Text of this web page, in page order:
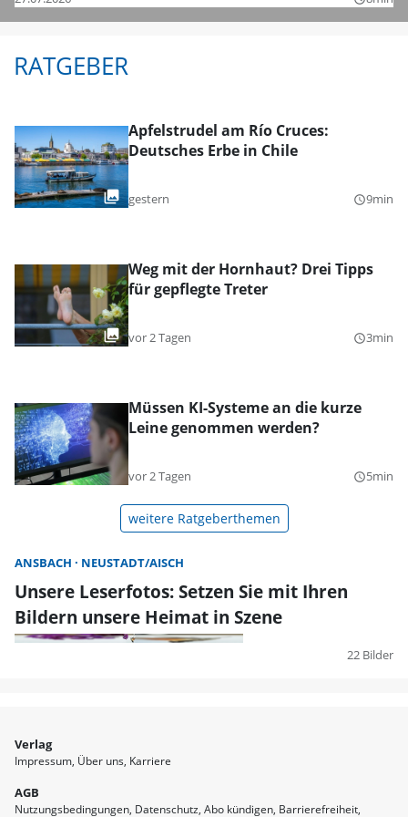
RATGEBER
Apfelstrudel am Río Cruces:
Deutsches Erbe in Chile
gestern query_builder9min
Weg mit der Hornhaut? Drei Tipps
für gepflegte Treter
vor 2 Tagen query_builder3min
Müssen KI-Systeme an die kurze
Leine genommen werden?
vor 2 Tagen query_builder5min
weitere Ratgeberthemen
ANSBACH NEUSTADT/AISCH
Unsere Leserfotos: Setzen Sie mit Ihren
Bildern unsere Heimat in Szene
22 Bilder
Verlag
Impressum Über uns Karriere
AGB
Nutzungsbedingungen Datenschutz Abo kündigen Barrierefreiheit